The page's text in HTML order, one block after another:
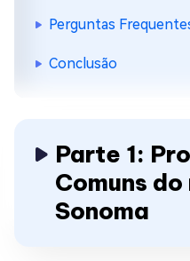
Perguntas
Conclusão
Parte 1:
Comuns do
Sonoma